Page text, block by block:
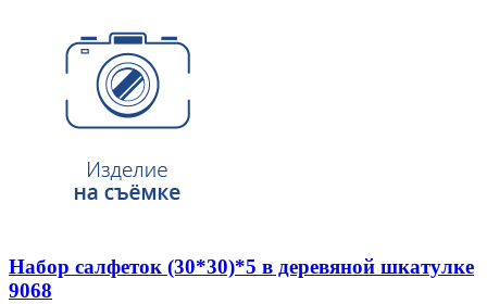
Набор салфеток (30*30)*5 в деревяной шкатулке
9068